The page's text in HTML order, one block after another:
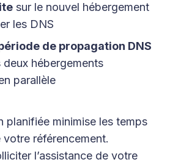
sur le nouvel hébergement
les DNS
de propagation DNS
hébergements
parallèle
planifiée minimise les temps
votre référencement.
l’assistance de votre